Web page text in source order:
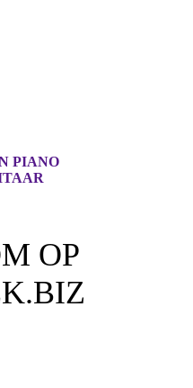
PIANO
OP